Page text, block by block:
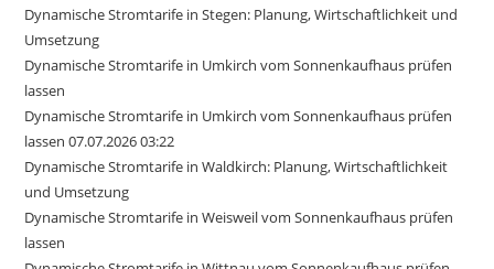
Dynamische Stromtarife in Stegen: Planung, Wirtschaftlichkeit und
Umsetzung
Dynamische Stromtarife in Umkirch vom Sonnenkaufhaus prüfen
lassen
Dynamische Stromtarife in Umkirch vom Sonnenkaufhaus prüfen
lassen 07.07.2026 03:22
Dynamische Stromtarife in Waldkirch: Planung, Wirtschaftlichkeit
und Umsetzung
Dynamische Stromtarife in Weisweil vom Sonnenkaufhaus prüfen
lassen